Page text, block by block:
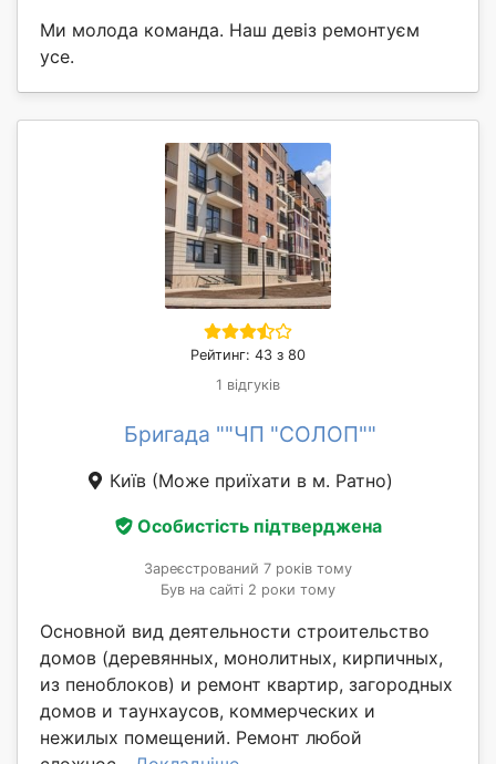
Ми молода команда. Наш девіз ремонтуєм
усе.
Рейтинг: 43 з 80
1 відгуків
Бригада ""ЧП "СОЛОП""
Київ (Може приїхати в м. Ратно)
Особистість підтверджена
Зареєстрований 7 років тому
Був на сайті 2 роки тому
Основной вид деятельности строительство
домов (деревянных, монолитных, кирпичных,
из пеноблоков) и ремонт квартир, загородных
домов и таунхаусов, коммерческих и
нежилых помещений. Ремонт любой